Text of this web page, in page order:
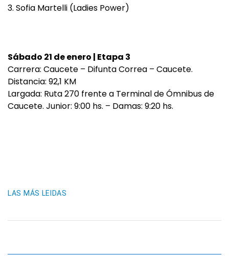
3. Sofia Martelli (Ladies Power)
Sábado 21 de enero | Etapa 3
Carrera: Caucete – Difunta Correa – Caucete.
Distancia: 92,1 KM
Largada: Ruta 270 frente a Terminal de Ómnibus de
Caucete. Junior: 9:00 hs. – Damas: 9:20 hs.
LAS MÁS LEIDAS